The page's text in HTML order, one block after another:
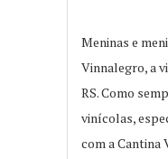
Meninas e
Vinnalegro, a
RS. Como
vinícolas,
com a